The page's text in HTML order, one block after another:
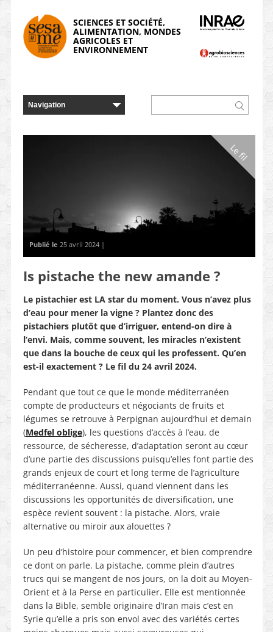
SCIENCES ET SOCIÉTÉ,
ALIMENTATION, MONDES
AGRICOLES ET
ENVIRONNEMENT
Le fil
Publié le 25 avril 2024 |
Is pistache the new amande ?
Le pistachier est LA star du moment. Vous n’avez plus
d’eau pour mener la vigne ? Plantez donc des
pistachiers plutôt que d’irriguer, entend-on dire à
l’envi. Mais, comme souvent, les miracles n’existent
que dans la bouche de ceux qui les professent. Qu’en
est-il exactement ? Le fil du 24 avril 2024.
Pendant que tout ce que le monde méditerranéen
compte de producteurs et négociants de fruits et
légumes se retrouve à Perpignan aujourd’hui et demain
(Medfel oblige), les questions d’accès à l’eau, de
ressource, de sécheresse, d’adaptation seront au cœur
d’une partie des discussions puisqu’elles font partie des
grands enjeux de court et long terme de l’agriculture
méditerranéenne. Aussi, quand viennent dans les
discussions les opportunités de diversification, une
espèce revient souvent : la pistache. Alors, vraie
alternative ou miroir aux alouettes ?
Un peu d’histoire pour commencer, et bien comprendre
ce dont on parle. La pistache, comme plein d’autres
trucs qui se mangent de nos jours, on la doit au Moyen-
Orient et à la Perse en particulier. Elle est mentionnée
dans la Bible, semble originaire d’Iran mais c’est en
Syrie qu’elle a pris son envol avec des variétés certes